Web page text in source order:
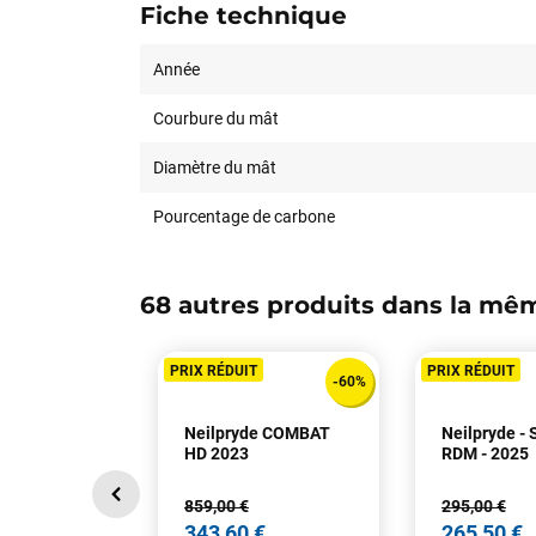
Fiche technique
Année
Courbure du mât
Diamètre du mât
Pourcentage de carbone
68 autres produits dans la
PRIX RÉDUIT
-60%
Neilpryde COMBAT
HD 2023
859,00 €
PRIX RÉDUIT
Neilpryde -
RDM - 2025
295,00 €